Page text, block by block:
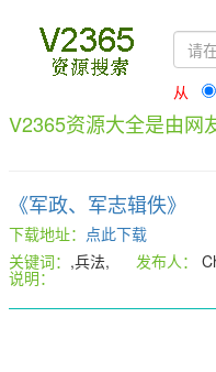
从
V2365资源大全是由网
《军政、军志辑佚》
下载地址： 点此下载
关键词： ,兵法, 发布人：
说明：